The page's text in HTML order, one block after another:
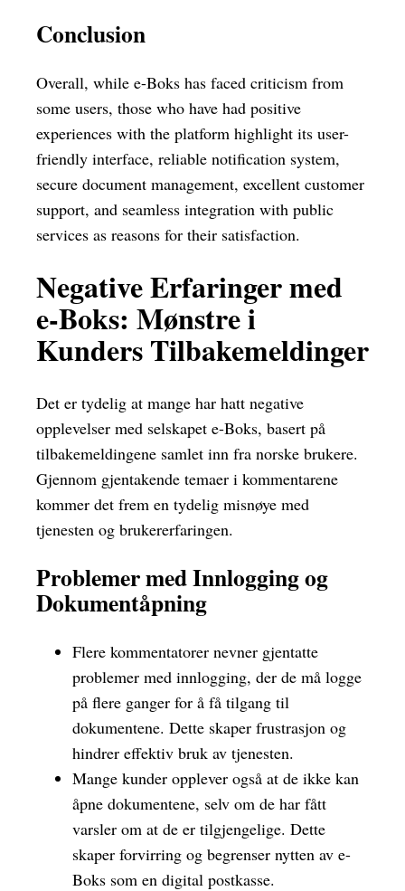
Conclusion
Overall, while e-Boks has faced criticism from
some users, those who have had positive
experiences with the platform highlight its user-
friendly interface, reliable notification system,
secure document management, excellent customer
support, and seamless integration with public
services as reasons for their satisfaction.
Negative Erfaringer med
e-Boks: Mønstre i
Kunders Tilbakemeldinger
Det er tydelig at mange har hatt negative
opplevelser med selskapet e-Boks, basert på
tilbakemeldingene samlet inn fra norske brukere.
Gjennom gjentakende temaer i kommentarene
kommer det frem en tydelig misnøye med
tjenesten og brukererfaringen.
Problemer med Innlogging og
Dokumentåpning
Flere kommentatorer nevner gjentatte
problemer med innlogging, der de må logge
på flere ganger for å få tilgang til
dokumentene. Dette skaper frustrasjon og
hindrer effektiv bruk av tjenesten.
Mange kunder opplever også at de ikke kan
åpne dokumentene, selv om de har fått
varsler om at de er tilgjengelige. Dette
skaper forvirring og begrenser nytten av e-
Boks som en digital postkasse.